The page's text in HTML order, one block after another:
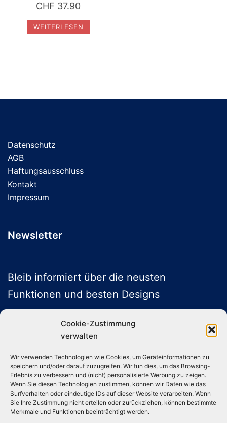
Cookie-Zustimmung
verwalten
Wir verwenden Technologien wie Cookies, um Geräteinformationen zu
speichern und/oder darauf zuzugreifen. Wir tun dies, um das Browsing-
Erlebnis zu verbessern und (nicht) personalisierte Werbung zu zeigen.
Wenn Sie diesen Technologien zustimmen, können wir Daten wie das
Surfverhalten oder eindeutige IDs auf dieser Website verarbeiten. Wenn
Sie Ihre Zustimmung nicht erteilen oder zurückziehen, können bestimmte
Merkmale und Funktionen beeinträchtigt werden.
CHF 37.90
WEITERLESEN
Datenschutz
AGB
Haftungsausschluss
Kontakt
Impressum
Newsletter
Bleib informiert über die neusten
Funktionen und besten Designs
ABONNIEREN
Folge uns auf Social Media